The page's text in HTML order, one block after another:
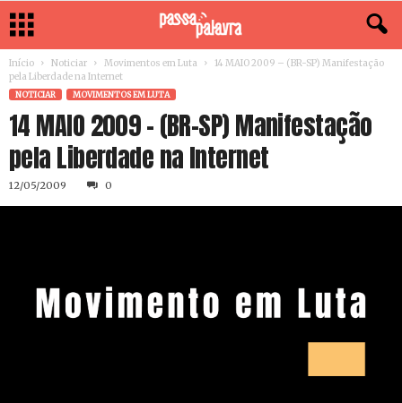
Início Noticiar Movimentos em Luta
14 MAIO 2009 – (BR-SP) Manifestação
pela Liberdade na Internet
NOTICIAR MOVIMENTOS EM LUTA
14 MAIO 2009 – (BR-SP) Manifestação
pela Liberdade na Internet
12/05/2009 0